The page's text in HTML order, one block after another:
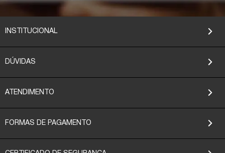
INSTITUCIONAL
DÚVIDAS
ATENDIMENTO
FORMAS DE PAGAMENTO